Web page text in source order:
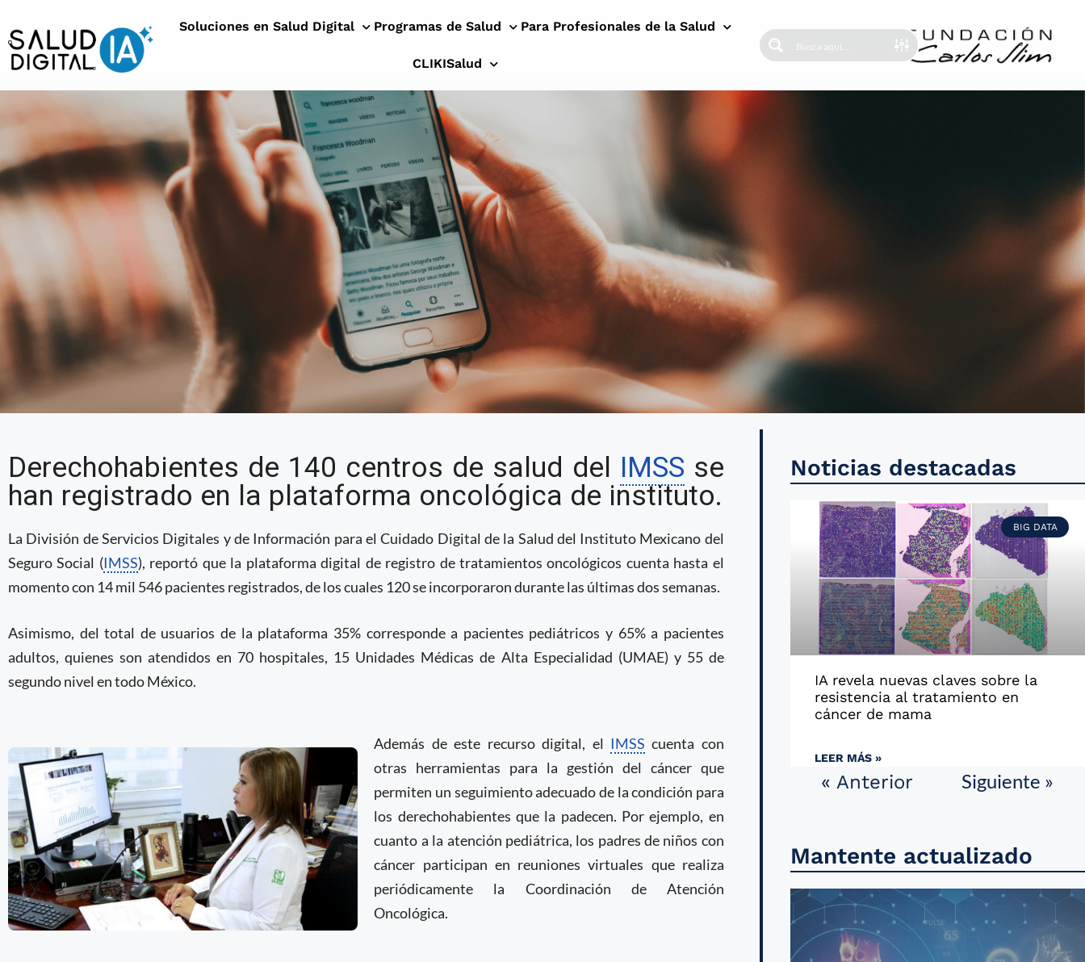
Soluciones en Salud Digital Programas de Salud Para Profesionales de la Salud
CLIKISalud
IMSS registra cerca de 15 mil pacientes
oncológicos registrados en su plataforma
Derechohabientes de 140 centros de salud del IMSS se
han registrado en la plataforma oncológica de instituto.
La División de Servicios Digitales y de Información para el Cuidado Digital de la Salud del Instituto Mexicano del
Seguro Social (IMSS), reportó que la plataforma digital de registro de tratamientos oncológicos cuenta hasta el
momento con 14 mil 546 pacientes registrados, de los cuales 120 se incorporaron durante las últimas dos semanas.
Asimismo, del total de usuarios de la plataforma 35% corresponde a pacientes pediátricos y 65% a pacientes
adultos, quienes son atendidos en 70 hospitales, 15 Unidades Médicas de Alta Especialidad (UMAE) y 55 de
segundo nivel en todo México.
Además de este recurso digital, el IMSS cuenta con
otras herramientas para la gestión del cáncer que
permiten un seguimiento adecuado de la condición para
los derechohabientes que la padecen. Por ejemplo, en
cuanto a la atención pediátrica, los padres de niños con
cáncer participan en reuniones virtuales que realiza
periódicamente la Coordinación de Atención
Oncológica.
Noticias destacadas
BIG DATA
IA revela nuevas claves sobre la
resistencia al tratamiento en
cáncer de mama
LEER MÁS »
« Anterior Siguiente »
Mantente actualizado